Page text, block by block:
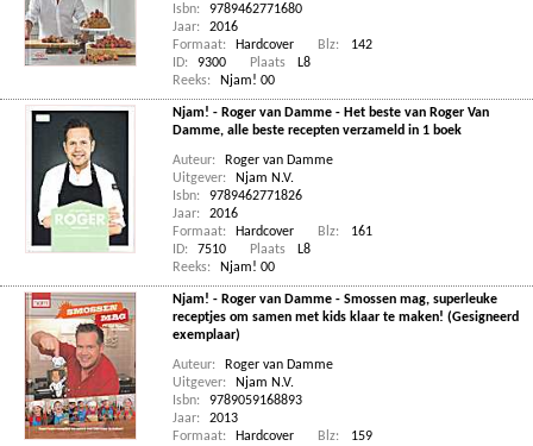
Isbn:
9789462771680
Jaar:
2016
Formaat:
Hardcover Blz:
142
ID:
9300 Plaats
L8
Reeks:
Njam! 00
Njam! - Roger van Damme - Het beste van Roger Van
Damme, alle beste recepten verzameld in 1 boek
Auteur:
Roger van Damme
Uitgever:
Njam N.V.
Isbn:
9789462771826
Jaar:
2016
Formaat:
Hardcover Blz:
161
ID:
7510 Plaats
L8
Reeks:
Njam! 00
Njam! - Roger van Damme - Smossen mag, superleuke
receptjes om samen met kids klaar te maken! (Gesigneerd
exemplaar)
Auteur:
Roger van Damme
Uitgever:
Njam N.V.
Isbn:
9789059168893
Jaar:
2013
Formaat:
Hardcover Blz:
159